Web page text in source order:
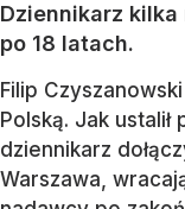
Dziennikarz kilka
po 18 latach.
Filip
Polską. Jak
dziennikarz
Warszawa,